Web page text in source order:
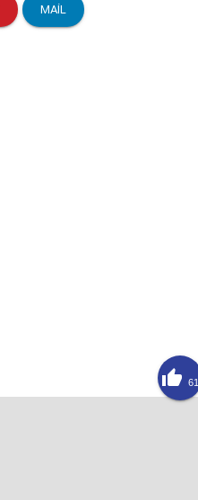
MAIL
 61